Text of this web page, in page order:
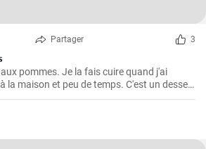
Partager 3
pommes. Je la fais cuire quand j'ai
la maison et peu de temps. C'est un dessert
toujours.